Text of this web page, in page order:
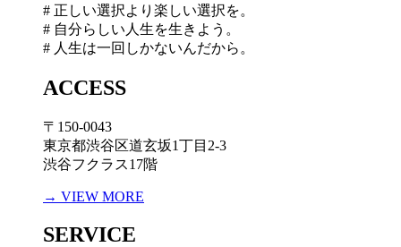
# 正しい選択より楽しい選択を。
# 自分らしい人生を生きよう。
# 人生は一回しかないんだから。
ACCESS
〒150-0043
東京都渋谷区道玄坂1丁目2-3
渋谷フクラス17階
→ VIEW MORE
SERVICE